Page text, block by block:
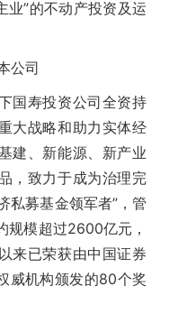
业”的不动产投资及运
公司
寿投资公司全资持
大战略和助力实体经
建、新能源、新产业
，致力于成为治理完
私募基金领军者”，管
规模超过2600亿元，
来已荣获由中国证券
威机构颁发的80个奖